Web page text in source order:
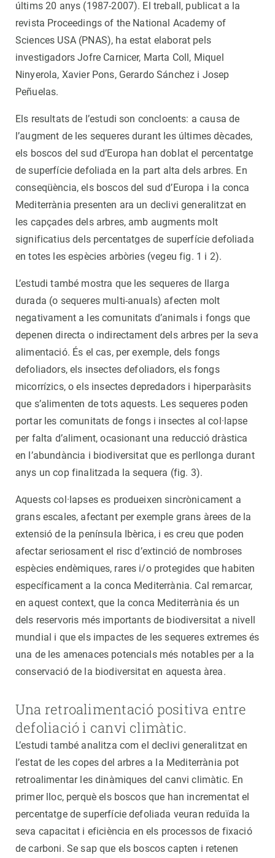
últims 20 anys (1987-2007). El treball, publicat a la
revista Proceedings of the National Academy of
Sciences USA (PNAS), ha estat elaborat pels
investigadors Jofre Carnicer, Marta Coll, Miquel
Ninyerola, Xavier Pons, Gerardo Sánchez i Josep
Peñuelas.
Els resultats de l’estudi son concloents: a causa de
l’augment de les sequeres durant les últimes dècades,
els boscos del sud d’Europa han doblat el percentatge
de superfície defoliada en la part alta dels arbres. En
conseqüència, els boscos del sud d’Europa i la conca
Mediterrània presenten ara un declivi generalitzat en
les capçades dels arbres, amb augments molt
significatius dels percentatges de superfície defoliada
en totes les espècies arbòries (vegeu fig. 1 i 2).
L’estudi també mostra que les sequeres de llarga
durada (o sequeres multi-anuals) afecten molt
negativament a les comunitats d’animals i fongs que
depenen directa o indirectament dels arbres per la seva
alimentació. És el cas, per exemple, dels fongs
defoliadors, els insectes defoliadors, els fongs
micorrízics, o els insectes depredadors i hiperparàsits
que s’alimenten de tots aquests. Les sequeres poden
portar les comunitats de fongs i insectes al col·lapse
per falta d’aliment, ocasionant una reducció dràstica
en l’abundància i biodiversitat que es perllonga durant
anys un cop finalitzada la sequera (fig. 3).
Aquests col·lapses es produeixen sincrònicament a
grans escales, afectant per exemple grans àrees de la
extensió de la península Ibèrica, i es creu que poden
afectar seriosament el risc d’extinció de nombroses
espècies endèmiques, rares i/o protegides que habiten
específicament a la conca Mediterrània. Cal remarcar,
en aquest context, que la conca Mediterrània és un
dels reservoris més importants de biodiversitat a nivell
mundial i que els impactes de les sequeres extremes és
una de les amenaces potencials més notables per a la
conservació de la biodiversitat en aquesta àrea.
Una retroalimentació positiva entre
defoliació i canvi climàtic.
L’estudi també analitza com el declivi generalitzat en
l’estat de les copes del arbres a la Mediterrània pot
retroalimentar les dinàmiques del canvi climàtic. En
primer lloc, perquè els boscos que han incrementat el
percentatge de superfície defoliada veuran reduïda la
seva capacitat i eficiència en els processos de fixació
de carboni. Se sap que els boscos capten i retenen